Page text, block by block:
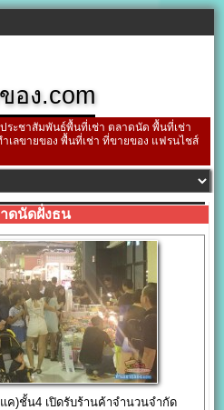
อง.com
ระชาสัมพันธ์พื้นที่เช่า ตลาดนัด พื้นที่เช่า
เลขายของ พื้นที่เช่า ที่ขายของ แฟรนไชส์
ดนัดฝั่งธน
แค)ชั้น4 เปิดรับร้านค้าจำนวนจำกัด